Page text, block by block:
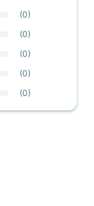
(0)
(0)
(0)
(0)
(0)